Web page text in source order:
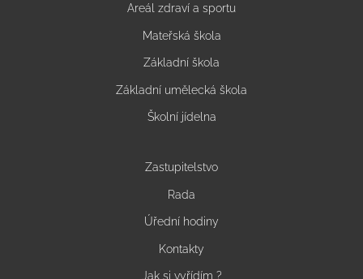
Areál zdraví a sportu
Mateřská škola
Základní škola
Základní umělecká škola
Školní jídelna
Zastupitelstvo
Rada
Úřední hodiny
Kontakty
Jak si vyřídím ?